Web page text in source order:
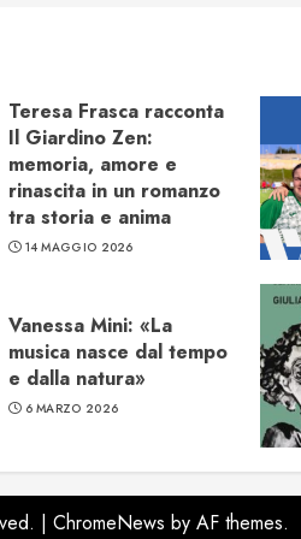
Teresa Frasca racconta
Il Giardino Zen:
memoria, amore e
rinascita in un romanzo
tra storia e anima
14 MAGGIO 2026
Vanessa Mini: «La
musica nasce dal tempo
e dalla natura»
6 MARZO 2026
| ChromeNews by AF themes.